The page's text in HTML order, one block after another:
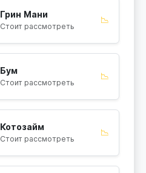
Грин Мани
Стоит рассмотреть
📉
Бум
Стоит рассмотреть
📉
Котозайм
Стоит рассмотреть
📉